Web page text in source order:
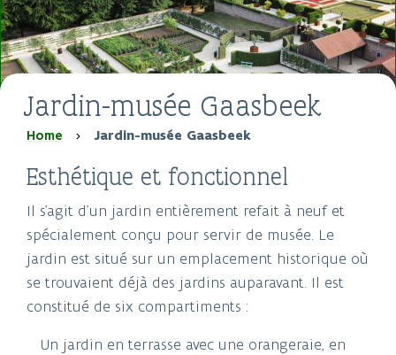
Jardin-musée Gaasbeek
Kruimelpad
Home Jardin-musée Gaasbeek
Esthétique et fonctionnel
Il s’agit d’un jardin entièrement refait à neuf et
spécialement conçu pour servir de musée. Le
jardin est situé sur un emplacement historique où
se trouvaient déjà des jardins auparavant. Il est
constitué de six compartiments :
Un jardin en terrasse avec une orangeraie, en